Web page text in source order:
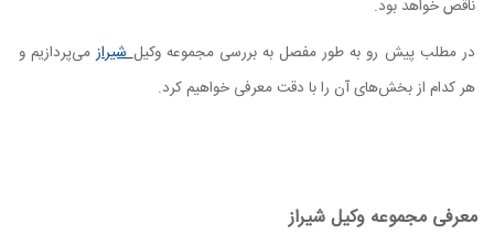
ناقص خواهد بود.
در مطلب پیش رو به طور مفصل به بررسی مجموعه وکیلشیرازمی‌پردازیم و
هر کدام از بخش‌های آن را با دقت معرفی خواهیم کرد.
معرفی مجموعه وکیل شیراز